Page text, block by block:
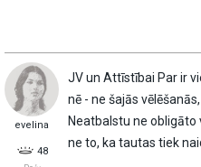
eveIina
48
JV un Attīstībai Par ir
nē - ne šajās
Neatbalstu ne obligāto
ne to, ka tautas tiek